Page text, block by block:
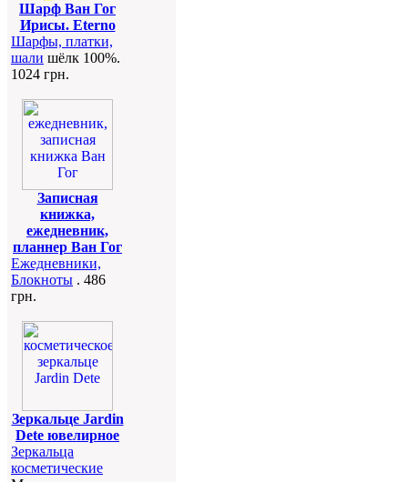
Шарф Ван Гог
Ирисы. Eterno
Шарфы, платки,
шали шёлк 100%.
1024 грн.
Записная
книжка,
ежедневник,
планнер Ван Гог
Ежедневники,
Блокноты . 486
грн.
Зеркальце Jardin
Dete ювелирное
Зеркальца
косметические